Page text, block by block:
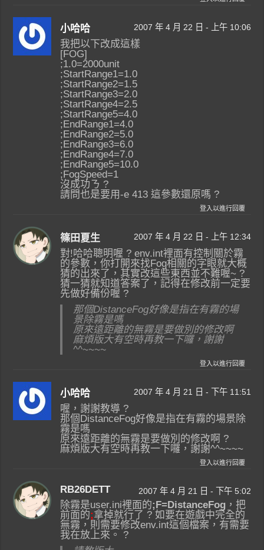
小哈哈 2007 年 4 月 22 日 - 上午 10:06
我把以下改成這樣
[FOG]
;1.0=2000unit
;StartRange1=1.0
;StartRange2=1.5
;StartRange3=2.0
;StartRange4=2.5
;StartRange5=4.0
;EndRange1=4.0
;EndRange2=5.0
;EndRange3=6.0
;EndRange4=7.0
;EndRange5=10.0
;FogSpeed=1
沒成功ㄋ ?
請問也是要用-e 413 這參數還原嗎 ?
登入以進行回覆
篠田夏生 2007 年 4 月 22 日 - 上午 12:34
對!哈哈聰明喔 ? env.int裡面有控制關於霧
的參數，你打開來找Fog相關的字眼就大概
猜的出來了，其實改這些東西並不難喔~ ?
猜一猜就知道答案了，記得在修改前一定要
先做好備份喔 ?
那個DistanceFog好像是指在有霧的場
景除霧是嗎
原來遠距離的無霧是要做別的修改啊
麻煩版大有空時再教一下囉，謝謝
^^~~~~
登入以進行回覆
小哈哈 2007 年 4 月 21 日 - 下午 11:51
喔，謝謝教導 ?
那個DistanceFog好像是指在有霧的場景除
霧是嗎
原來遠距離的無霧是要做別的修改啊 ?
麻煩版大有空時再教一下囉，謝謝^^~~~~
登入以進行回覆
RB26DETT 2007 年 4 月 21 日 - 下午 5:02
除霧是user.ini裡面的;F=DistanceFog ，把
前面的;拿掉就行了 ? 如要在遊戲中完全的
無霧，則需要修改env.int這個檔案，有需要
我在放上來。 ?